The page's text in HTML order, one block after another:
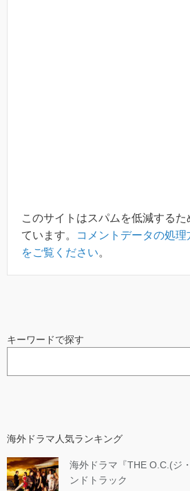
このサイトはスパムを低減する
ています。
コメントデータの処
をご覧ください。
キーワードで探す
海外ドラマ人気ランキング
海外ドラマ『THE O.C.(ジ
ンドトラック